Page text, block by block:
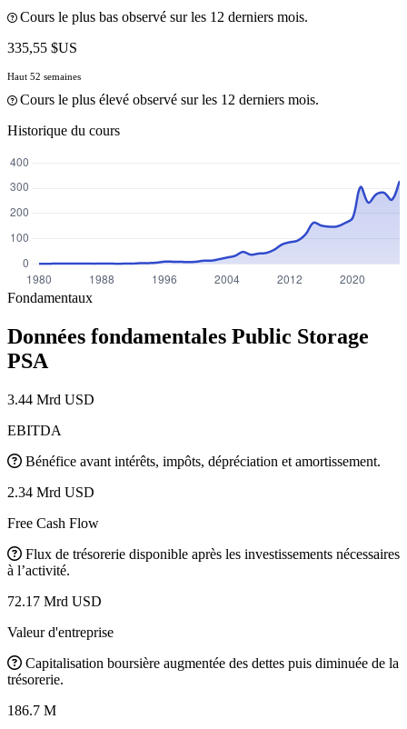
Cours le plus bas observé sur les 12 derniers mois.
335,55 $US
Haut 52 semaines
Cours le plus élevé observé sur les 12 derniers mois.
Historique du cours
Fondamentaux
Données fondamentales Public Storage
PSA
3.44 Mrd USD
EBITDA
Bénéfice avant intérêts, impôts, dépréciation et amortissement.
2.34 Mrd USD
Free Cash Flow
Flux de trésorerie disponible après les investissements nécessaires
à l’activité.
72.17 Mrd USD
Valeur d'entreprise
Capitalisation boursière augmentée des dettes puis diminuée de la
trésorerie.
186.7 M